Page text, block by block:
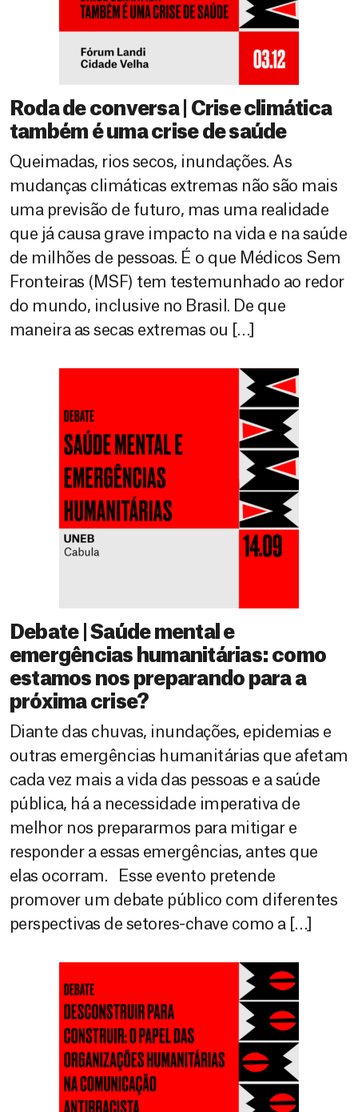
Roda de conversa | Crise climática
também é uma crise de saúde
Queimadas, rios secos, inundações. As
mudanças climáticas extremas não são mais
uma previsão de futuro, mas uma realidade
que já causa grave impacto na vida e na saúde
de milhões de pessoas. É o que Médicos Sem
Fronteiras (MSF) tem testemunhado ao redor
do mundo, inclusive no Brasil. De que
maneira as secas extremas ou […]
Debate | Saúde mental e
emergências humanitárias: como
estamos nos preparando para a
próxima crise?
Diante das chuvas, inundações, epidemias e
outras emergências humanitárias que afetam
cada vez mais a vida das pessoas e a saúde
pública, há a necessidade imperativa de
melhor nos prepararmos para mitigar e
responder a essas emergências, antes que
elas ocorram. Esse evento pretende
promover um debate público com diferentes
perspectivas de setores-chave como a […]